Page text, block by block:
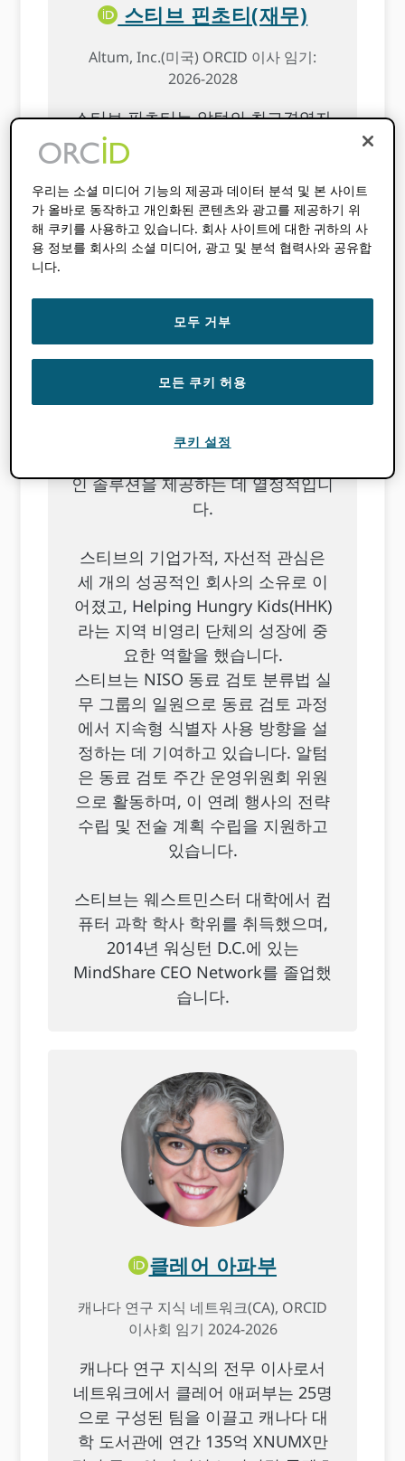
스티브 핀초티(재무)
Altum, Inc.(미국) ORCID 이사 임기:
2026-2028
스티브 핀초티는 알텀의 최고경영자
(CEO)입니다. 그는 회사의 전략적 방
향을 설정하고 조직의 모든 측면을
감독하는 책임을 맡고 있습니다.
Altum의 핵심 소프트웨어 플랫폼인
700,000만 명의 연구원을 연결합니
ORCID 인증된 서비스 제공자.
그는 전 세계 여러 기업에서 25년 이
상 소프트웨어 개발 및 구현 경험을
인 솔루션을 제공하는 데 열정적입니
다.
스티브의 기업가적, 자선적 관심은
세 개의 성공적인 회사의 소유로 이
어졌고, Helping Hungry Kids(HHK)
라는 지역 비영리 단체의 성장에 중
요한 역할을 했습니다.
스티브는 NISO 동료 검토 분류법 실
무 그룹의 일원으로 동료 검토 과정
에서 지속형 식별자 사용 방향을 설
정하는 데 기여하고 있습니다. 알텀
은 동료 검토 주간 운영위원회 위원
으로 활동하며, 이 연례 행사의 전략
수립 및 전술 계획 수립을 지원하고
있습니다.
스티브는 웨스트민스터 대학에서 컴
퓨터 과학 학사 학위를 취득했으며,
2014년 워싱턴 D.C.에 있는
MindShare CEO Network를 졸업했
습니다.
클레어 아파부
캐나다 연구 지식 네트워크(CA), ORCID
이사회 임기 2024-2026
캐나다 연구 지식의 전무 이사로서
네트워크에서 클레어 애퍼부는 25명
으로 구성된 팀을 이끌고 캐나다 대
학 도서관에 연간 135억 XNUMX만
우리는 소셜 미디어 기능의 제공과 데이터 분석 및 본 사이트
가 올바로 동작하고 개인화된 콘텐츠와 광고를 제공하기 위
해 쿠키를 사용하고 있습니다. 회사 사이트에 대한 귀하의 사
용 정보를 회사의 소셜 미디어, 광고 및 분석 협력사와 공유합
니다.
모두 거부
모든 쿠키 허용
쿠키 설정